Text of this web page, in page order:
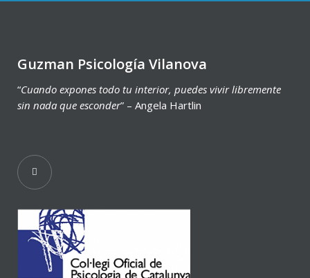
Guzman Psicología Vilanova
“Cuando expones todo tu interior, puedes vivir libremente
sin nada que esconder” – Angela Hartlin